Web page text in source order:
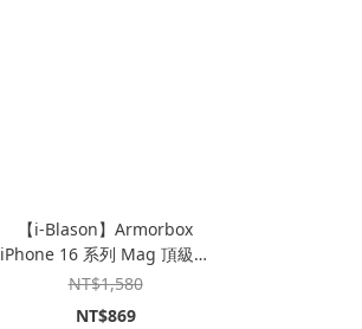
【i-Blason】Armorbox
iPhone 16 系列 Mag 頂級鏡
頭蓋支架軍規防摔殼｜相機按
鍵
NT$1,580
NT$869